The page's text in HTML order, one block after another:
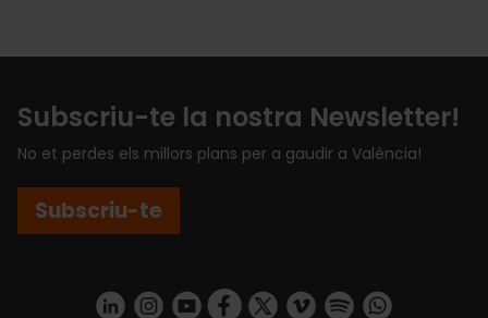
Subscriu-te la nostra Newsletter!
No et perdes els millors plans per a gaudir a València!
Subscriu-te
https://www.linkedin.com/company/turismo-valencia/mycompany/
https://www.instagram.com/visit_valencia/
https://www.youtube.com/user/
https://www.facebook.com/
https://twitter.com/
https://vimeo.com/
https://https://api.whatsapp.com/